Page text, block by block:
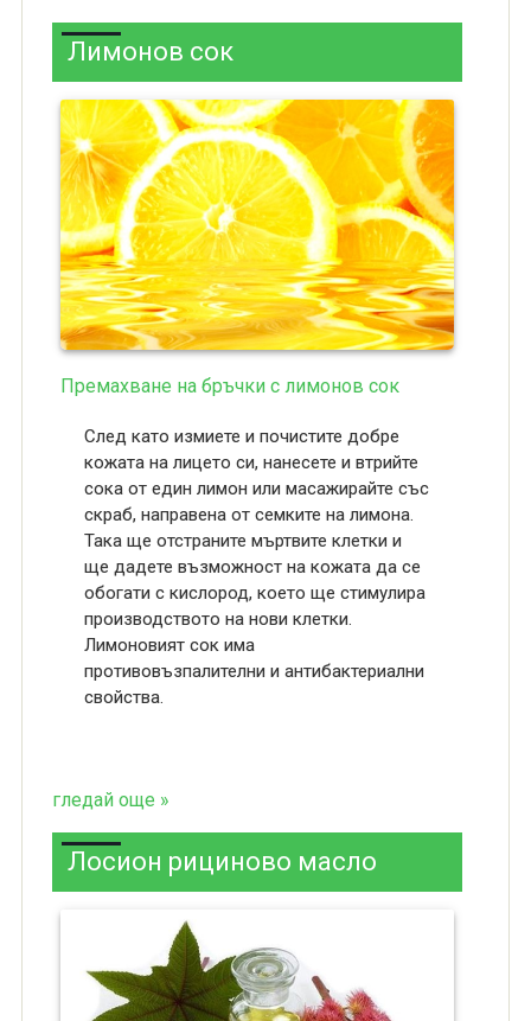
Лимонов сок
Премахване на бръчки с лимонов сок
След като измиете и почистите добре
кожата на лицето си, нанесете и втрийте
сока от един лимон или масажирайте със
скраб, направена от семките на лимона.
Така ще отстраните мъртвите клетки и
ще дадете възможност на кожата да се
обогати с кислород, което ще стимулира
производството на нови клетки.
Лимоновият сок има
противовъзпалителни и антибактериални
свойства.
гледай още »
Лосион рициново масло